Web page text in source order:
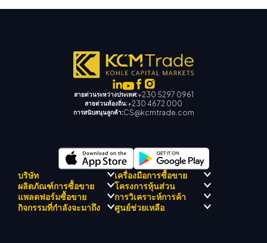
สายด่วนระหว่างประเทศ:+230 5297 0961
สายด่วนท้องถิ่น:+230 4672 000
การสนับสนุนลูกค้า:CS@kcmtrade.com
บริษัท
การปฏิบัติตามกฎระเบียบ
เกี่ยวกับ KCM เทรด
ทีมดริฟท์เทรด เคซีเอ็ม
เครื่องมือการซื้อขาย
KCM เทรด AI ที่ปรึกษา
ศูนย์สัญญาณเทรด เคซีเอ็ม
ปฏิทินเศรษฐกิ
ผลิตภัณฑ์การซื้อขาย
Forex
โครงการหุ้นส่วน
แนะนำโปรแกรมโบรกเกอร์
แพลตฟอร์มซื้อขาย การวิเคราะห์การค้า
ทีมนักวิเคราะห์ตลาด
กิจกรรมที่กำลังจะมาถึง ศูนย์ช่วยเหลือ